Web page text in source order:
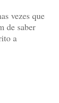
vezes que
de saber
a